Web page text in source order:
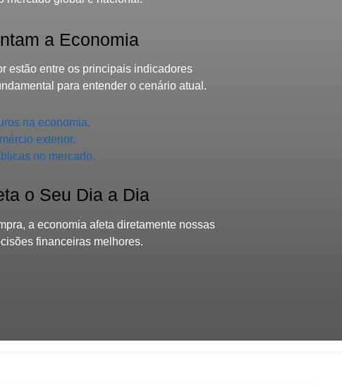
a Economia
estão entre os principais indicadores
para entender o cenário atual.
na economia.
exterior.
no mercado.
o Seu Dia a Dia
a economia afeta diretamente nossas
financeiras melhores.